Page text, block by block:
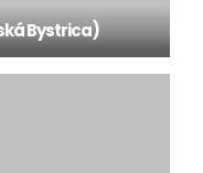
Bystrica)